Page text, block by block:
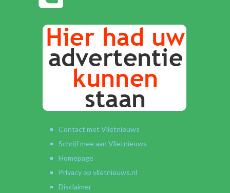
Contact met Vlietnieuws
Schrijf mee aan Vlietnieuws
Homepage
Privacy op vlietnieuws.nl
Disclaimer